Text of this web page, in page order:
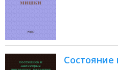
Состояние